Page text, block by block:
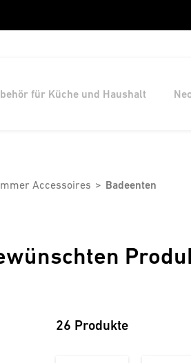
für Küche und Haushalt
Accessoires Badeenten
26 Produkte